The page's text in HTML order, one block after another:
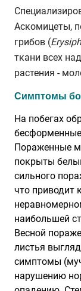
Аскомицеты,
грибов (
ткани всех
растения -
Симптомы
На побегах
Пораженные
покрыты
сильного
что приводит
наибольшей
Весной
листья
симптомы
нарушению